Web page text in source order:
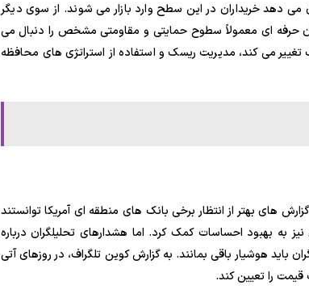
دارد. زیرا از یک سو نشان می دهد خریداران در این سطح وارد بازار می شوند. از سوی دیگر
حرفه ای معمولاً سطوح حمایتی و مقاومتی مشخص را دنبال می
تغییر می کند، مدیریت ریسک و استفاده از استراتژی های محافظه
های بهتر از انتظار برخی بانک های منطقه ای آمریکا توانستند
به بهبود احساسات کمک کرد. اما هشدارهای تحلیلگران درباره
هوشیار باقی بمانند. به گزارش کوین تلگراف، در روزهای آتی
را تعیین کند.